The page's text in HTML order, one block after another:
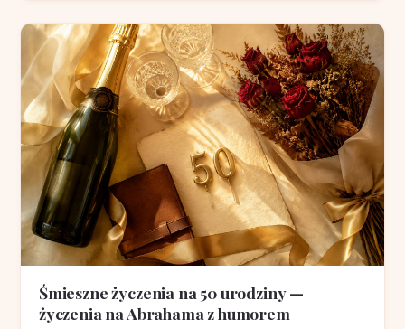
Śmieszne życzenia na 50 urodziny —
życzenia na Abrahama z humorem